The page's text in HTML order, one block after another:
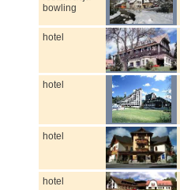
bowling
hotel
hotel
hotel
hotel